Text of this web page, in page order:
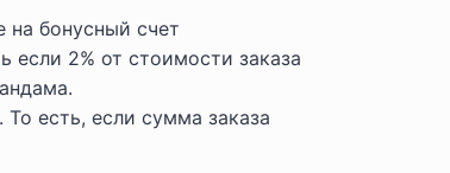
на бонусный счет
если 2% от стоимости заказа
есть, если сумма заказа